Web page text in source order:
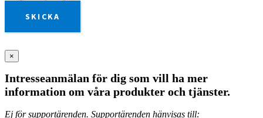
SKICKA
×
Intresseanmälan för dig som vill ha mer
information om våra produkter och tjänster.
Ej för supportärenden. Supportärenden hänvisas till: